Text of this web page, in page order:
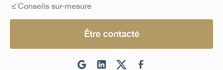
Conseils sur-mesure
Être contacté